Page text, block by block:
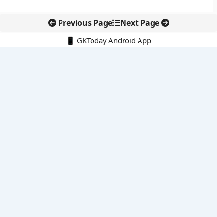
Previous Page Next Page
📱 GKToday Android App